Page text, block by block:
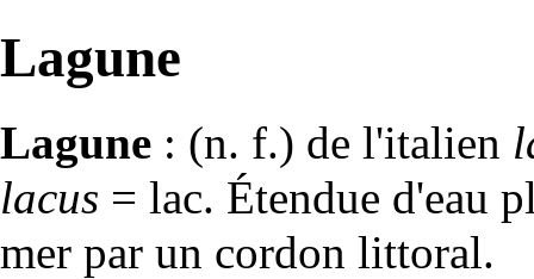
Lagune
Lagune : (n. f.) de l'italien
lacus = lac. Étendue d'eau
mer par un cordon littoral.